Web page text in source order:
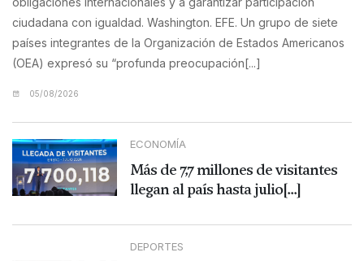
ciudadana con igualdad. Washington. EFE. Un grupo de siete
países integrantes de la Organización de Estados Americanos
(OEA) expresó su “profunda preocupación[...]
05/08/2026
ECONOMÍA
Más de 7,7 millones de visitantes
llegan al país hasta julio[...]
DEPORTES